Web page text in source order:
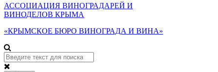
АССОЦИАЦИЯ ВИНОГРАДАРЕЙ И
ВИНОДЕЛОВ КРЫМА
«КРЫМСКОЕ БЮРО ВИНОГРАДА И ВИНА»